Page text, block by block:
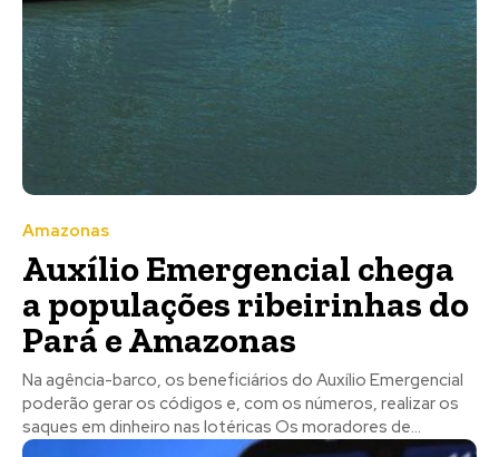
Amazonas
Auxílio Emergencial chega
a populações ribeirinhas do
Pará e Amazonas
Na agência-barco, os beneficiários do Auxílio Emergencial
poderão gerar os códigos e, com os números, realizar os
saques em dinheiro nas lotéricas Os moradores de...